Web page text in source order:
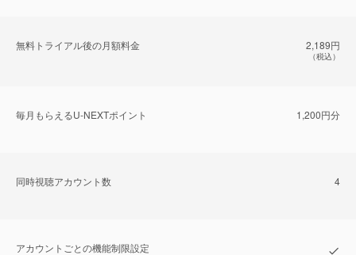
無料トライアル後の⽉額料金 2,189円
（税込）
毎⽉もらえるU-NEXTポイント 1,200円分
同時視聴アカウント数 4
アカウントごとの機能制限設定